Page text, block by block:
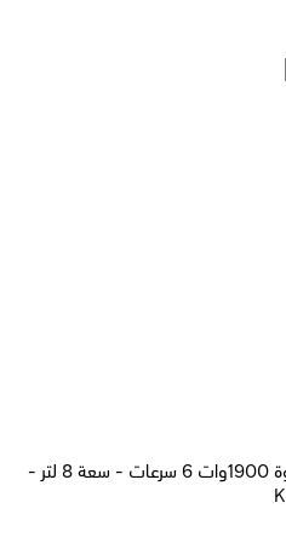
ميانتا محضر طعام و خلاط بقوة 1900وات 6 سرعات - سعة 8 لتر -